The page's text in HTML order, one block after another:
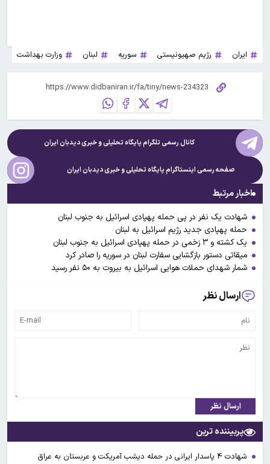
ایران رژیم صهیونیستی سوریه لبنان وزارت بهداشت
کانال رسمی تلگرام پایگاه تحلیلی و خبریدیدبان ایران
صفحه رسمی اینستاگرام پایگاه تحلیلی و خبریدیدبان ایران
اخبار مرتبط
شهادت یک نفر در پی حمله پهپادی اسرائیل به جنوب لبنان
حمله پهپادی جدید رژیم اسرائیل به لبنان
یک کشته و ۳ زخمی در حمله پهپادی اسرائیل به جنوب لبنان
میقاتی دستور بازگشایی سفارت لبنان در سوریه را صادر کرد
شمار شهدای حملات هوایی اسرائیل به بیروت به ۵۰ نفر رسید
ارسال نظر
ارسال نظر
پربیننده ترین
شهادت ۴ پاسدار ایرانی در حمله دیشب آمریکت و عربستان به عراق